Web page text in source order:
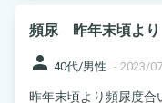
頻尿 昨年末頃よ
person 40代/男性 - 2023/
昨年末頃より頻尿度